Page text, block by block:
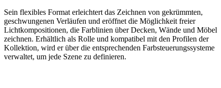
Sein flexibles Format erleichtert das Zeichnen von gekrümmten,
geschwungenen Verläufen und eröffnet die Möglichkeit freier
Lichtkompositionen, die Farblinien über Decken, Wände und Möbel
zeichnen. Erhältlich als Rolle und kompatibel mit den Profilen der
Kollektion, wird er über die entsprechenden Farbsteuerungssysteme
verwaltet, um jede Szene zu definieren.